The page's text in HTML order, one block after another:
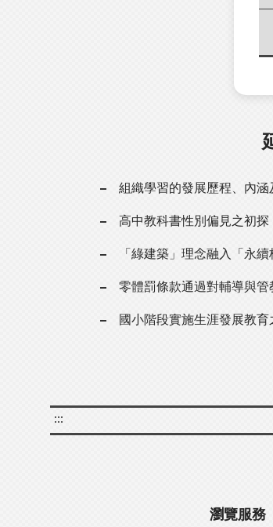
組織學習的發展歷程、內
高中教科書性別偏見之初
「綠建築」理念融入「永
零體罰條款通過對輔導與
國小階段實施生涯發展教育
:::
瀏覽服務